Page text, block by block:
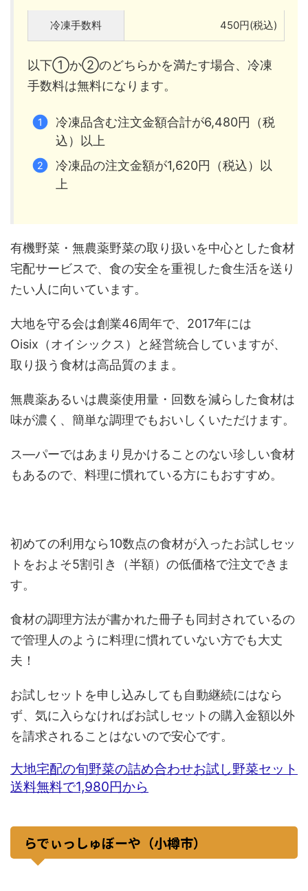
冷凍手数料 450円(税込)
以下①か②のどちらかを満たす場合、冷凍
手数料は無料になります。
冷凍品含む注文金額合計が6,480円（税
込）以上
冷凍品の注文金額が1,620円（税込）以
上
有機野菜・無農薬野菜の取り扱いを中心とした食材
宅配サービスで、食の安全を重視した食生活を送り
たい人に向いています。
大地を守る会は創業46周年で、2017年には
Oisix（オイシックス）と経営統合していますが、
取り扱う食材は高品質のまま。
無農薬あるいは農薬使用量・回数を減らした食材は
味が濃く、簡単な調理でもおいしくいただけます。
ス―パーではあまり見かけることのない珍しい食材
もあるので、料理に慣れている方にもおすすめ。
初めての利用なら10数点の食材が入ったお試しセッ
トをおよそ5割引き（半額）の低価格で注文できま
す。
食材の調理方法が書かれた冊子も同封されているの
で管理人のように料理に慣れていない方でも大丈
夫！
お試しセットを申し込みしても自動継続にはなら
ず、気に入らなければお試しセットの購入金額以外
を請求されることはないので安心です。
大地宅配の旬野菜の詰め合わせお試し野菜セット
送料無料で1,980円から
らでぃっしゅぼーや（小樽市）